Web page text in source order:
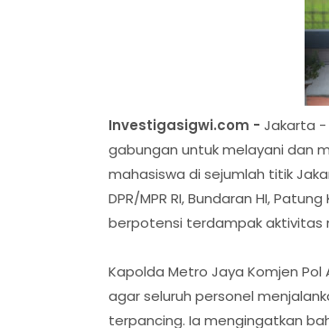
Investigasigwi.com - Jakarta -
gabungan untuk melayani dan
mahasiswa di sejumlah titik
DPR/MPR RI, Bundaran HI,
berpotensi terdampak aktivitas
Kapolda Metro Jaya Komjen
agar seluruh personel
terpancing. Ia mengingatkan